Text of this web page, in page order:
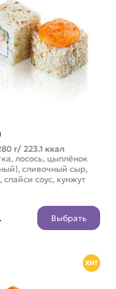
г/ 223.1 ккал
лосось, цыплёнок
сливочный сыр,
спайси соус, кунжут
Выбрать